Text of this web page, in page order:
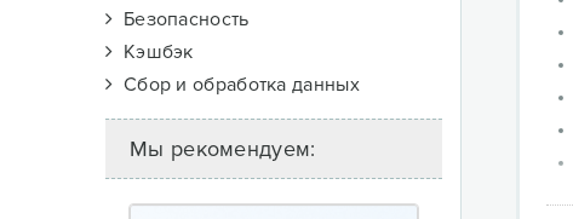
Безопасность
Кэшбэк
Сбор и обработка данных
Мы рекомендуем: